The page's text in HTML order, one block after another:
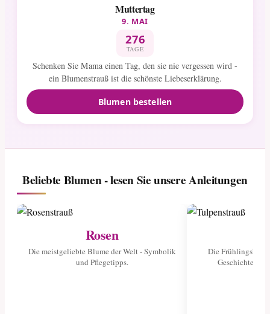
Muttertag
9. MAI
276
TAGE
Schenken Sie Mama einen Tag, den sie nie vergessen wird -
ein Blumenstrauß ist die schönste Liebeserklärung.
Blumen bestellen
Beliebte Blumen - lesen Sie unsere Anleitungen
Rosen
Die meistgeliebte Blume der Welt - Symbolik
und Pflegetipps.
Die
Geschichte